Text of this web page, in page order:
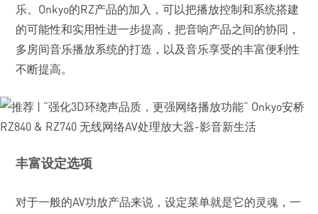
乐。Onkyo的RZ产品的加入，可以把播放控制和系统搭建
的可能性和实用性进一步提高，把音响产品之间的协同，
多房间音乐播放系统的打造，以及音乐享受的丰富便利性
不断提高。
丰富设定选项
对于一般的AV功放产品来说，设定菜单就是它的灵魂，一